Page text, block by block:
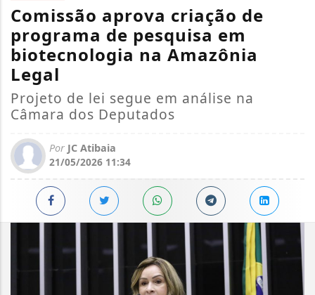
Comissão aprova criação de
programa de pesquisa em
biotecnologia na Amazônia
Legal
Projeto de lei segue em análise na
Câmara dos Deputados
Por JC Atibaia
21/05/2026 11:34